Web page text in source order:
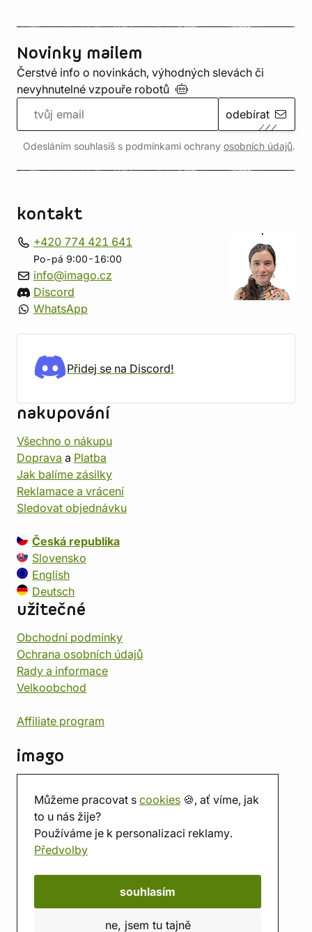
Můžeme pracovat s cookies 🍪, ať víme, jak
to u nás žije?
Používáme je k personalizaci reklamy.
Předvolby
souhlasím
ne, jsem tu tajně
Novinky mailem
Čerstvé info o novinkách, výhodných slevách či
nevyhnutelné vzpouře robotů
odebírat
Odesláním souhlasíš s podmínkami ochrany osobních údajů.
kontakt
+420 774 421 641
Po-pá 9:00-16:00
info@imago.cz
Discord
WhatsApp
Přidej se na Discord!
nakupování
Všechno o nákupu
Doprava a Platba
Jak balíme zásilky
Reklamace a vrácení
Sledovat objednávku
Česká republika
Slovensko
English
Deutsch
užitečné
Obchodní podmínky
Ochrana osobních údajů
Rady a informace
Velkoobchod
Affiliate program
imago
Prodejna
Herna
O nás
Hodnocení obchodu